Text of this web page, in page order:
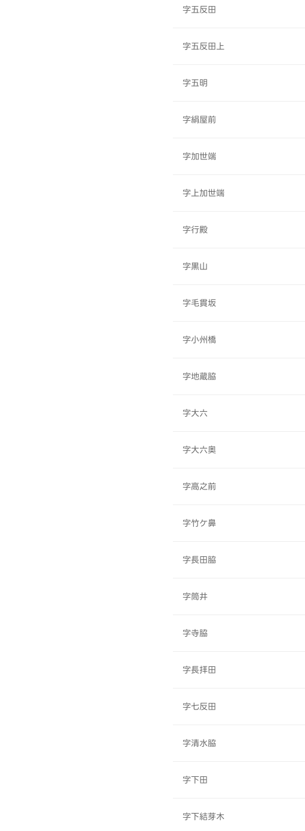
字五反田
字五反田上
字五明
字絹屋前
字加世端
字上加世端
字行殿
字黒山
字毛貫坂
字小州橋
字地蔵脇
字大六
字大六奥
字高之前
字竹ケ鼻
字長田脇
字筒井
字寺脇
字長拝田
字七反田
字清水脇
字下田
字下結芽木